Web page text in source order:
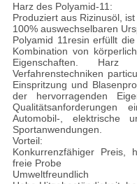
Harz des Polyamid-11:
Produziert aus Rizinusöl,
100% auswechselbaren
Polyamid 11resin erfüllt
Kombination von
Eigenschaften.
Verfahrenstechniken
Einspritzung und
der hervorragenden
Automobil-, elektrische
Sportanwendungen.
Vorteil:
Konkurrenzfähiger Preis,
freie Probe
Umweltfreundlich